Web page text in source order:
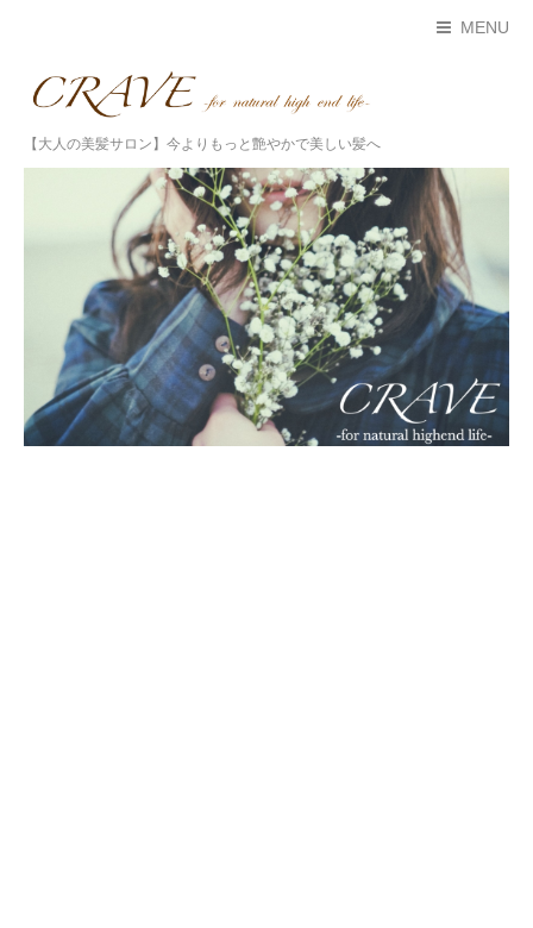
MENU
【大人の美髪サロン】今よりもっと艶やかで美しい髪へ